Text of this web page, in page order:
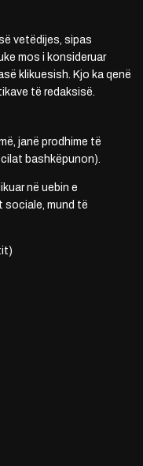
vetëdijes, sipas
mos i konsideruar
klikuesish. Kjo ka qenë
të redaksisë.
janë prodhime të
bashkëpunon).
në uebin e
sociale, mund të